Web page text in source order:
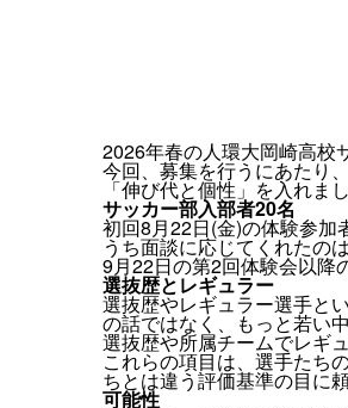
2026年春の人環大岡崎高校
今回、募集を行うにあたり
「伸び代と個性」を入れま
サッカー部入部者20名
初回8月22日(金)の体験参加
うち面談に応じてくれたの
9月22日の第2回体験会以降
選抜歴とレギュラー
選抜歴やレギュラー選手と
の話ではなく、もっと若い
選抜歴や所属チームでレギ
これらの項目は、選手たち
ちとは違う評価基準の目に
可能性